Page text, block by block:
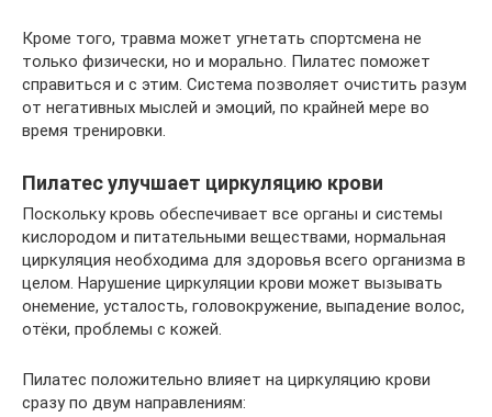
Кроме того, травма может угнетать спортсмена не
только физически, но и морально. Пилатес поможет
справиться и с этим. Система позволяет очистить разум
от негативных мыслей и эмоций, по крайней мере во
время тренировки.
Пилатес улучшает циркуляцию крови
Поскольку кровь обеспечивает все органы и системы
кислородом и питательными веществами, нормальная
циркуляция необходима для здоровья всего организма в
целом. Нарушение циркуляции крови может вызывать
онемение, усталость, головокружение, выпадение волос,
отёки, проблемы с кожей.
Пилатес положительно влияет на циркуляцию крови
сразу по двум направлениям: